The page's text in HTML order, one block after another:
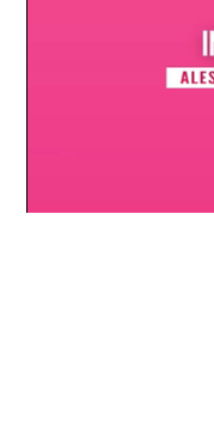
0%
0%